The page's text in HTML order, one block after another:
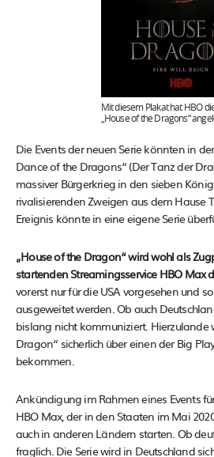
Mit diesem Plakat hat HBO
„House of the Dragons“
Die Events der neuen Serie könnten in
Dance of the Dragons“ (Der Tanz der
massiver Bürgerkrieg in den sieben
rivalisierenden Zweigen aus dem Hause
Ereignis könnte in eine eigene Serie
„House of the Dragon“ wird wohl als
startenden Streamingsservice HBO Max
vorerst nur für die USA vorgesehen und
ausgeweitet werden. Ob auch
bislang nicht kommuniziert. Hierzulande
Dragon“ sicherlich über einen der Big
bekommen.
Ankündigung im Rahmen eines Events
HBO Max, der in den Staaten im Mai
auch in anderen Ländern starten. Ob
fraglich. Die Serie wird in Deutschland